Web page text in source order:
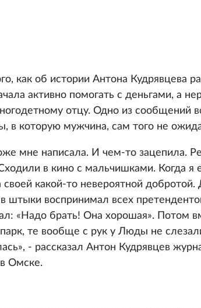
как об истории Антона Кудрявцева
активно помогать с деньгами, а
отцу. Одно из сообщений
в которую мужчина, сам того не
мне написала. И чем-то зацепила.
в кино с мальчишками. Когда я
своей какой-то невероятной
штыки воспринимал всех
«Надо брать! Она хорошая». Потом
те вообще с рук у Люды не
- рассказал Антон Кудрявцев
в Омске.